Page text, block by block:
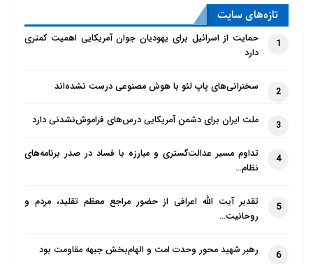
تازه‌‌های سایت
1
حمایت از اسرائیل برای یهودیان جوان آمریکایی اهمیت کمتری
دارد
2 سخنرانی‌های پاپ لئو با هوش مصنوعی درست نشده‌اند
3 ملت ایران برای دشمن آمریکایی درس‌های فراموش‌نشدنی دارد
4
تداوم مسیر عدالت‌گستری و مبارزه با فساد در صدر برنامه‌های
نظام…
5
تقدیر آیت الله اعرافی از حضور مراجع معظم تقلید، مردم و
روحانیت…
6 رهبر شهید محور وحدت امت و الهام‌بخش جبهه مقاومت بود